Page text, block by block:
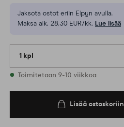
Jaksota ostot eriin Elpyn avulla.
Maksa alk. 28,30 EUR/kk. Lue lisää
1 kpl
Varastossa
Toimitetaan 9-10 viikkoa
Lisää ostoskoriin